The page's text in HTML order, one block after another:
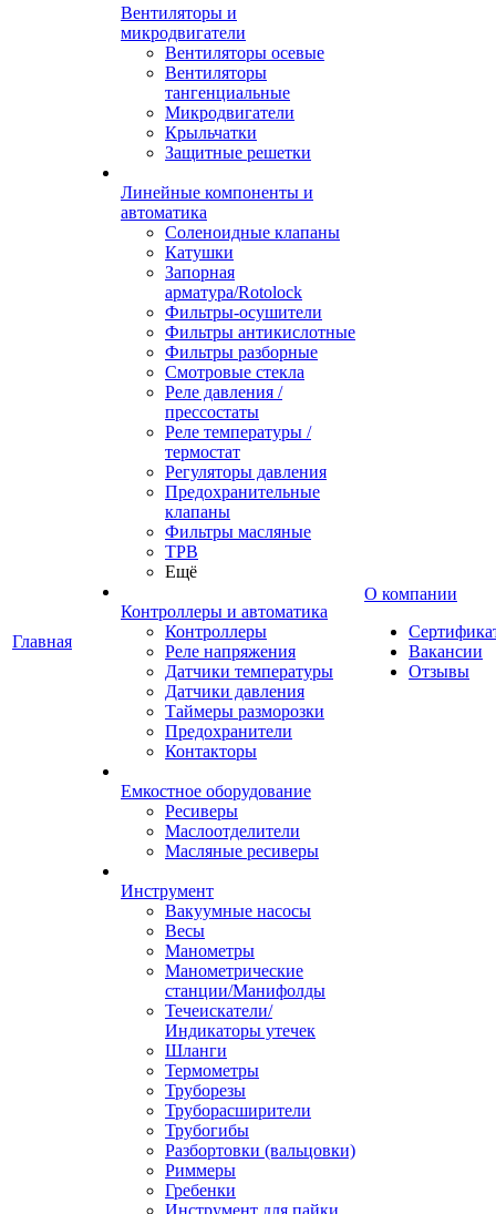
Главная
Вентиляторы и
микродвигатели
Вентиляторы осевые
Вентиляторы
тангенциальные
Микродвигатели
Крыльчатки
Защитные решетки
Линейные компоненты и
автоматика
Соленоидные клапаны
Катушки
Запорная
арматура/Rotolock
Фильтры-осушители
Фильтры антикислотные
Фильтры разборные
Смотровые стекла
Реле давления /
прессостаты
Реле температуры /
термостат
Регуляторы давления
Предохранительные
клапаны
Фильтры масляные
ТРВ
Ещё
Контроллеры и автоматика
Контроллеры
Реле напряжения
Датчики температуры
Датчики давления
Таймеры разморозки
Предохранители
Контакторы
Емкостное оборудование
Ресиверы
Маслоотделители
Масляные ресиверы
Инструмент
Вакуумные насосы
Весы
Манометры
Манометрические
станции/Манифолды
Течеискатели/
Индикаторы утечек
Шланги
Термометры
Труборезы
Труборасширители
Трубогибы
Разбортовки (вальцовки)
Риммеры
Гребенки
Инструмент для пайки
О компании
Вакансии
Отзывы